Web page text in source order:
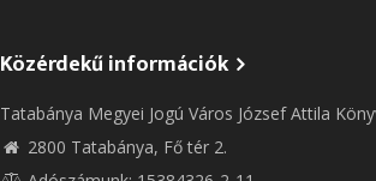
Közérdekű információk
Tatabánya Megyei Jogú Város József Attila
2800 Tatabánya, Fő tér 2.